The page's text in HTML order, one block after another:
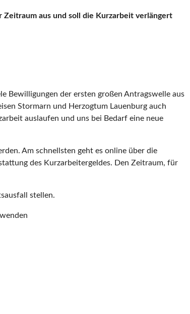
aus und soll die Kurzarbeit verlängert
Bewilligungen der ersten großen Antragswelle aus
Stormarn und Herzogtum Lauenburg auch
auslaufen und uns bei Bedarf eine neue
Am schnellsten geht es online über die
des Kurzarbeitergeldes. Den Zeitraum, für
stellen.